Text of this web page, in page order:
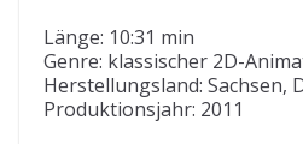
Länge: 10:31 min
Genre: klassischer 2D-
Herstellungsland: Sachsen,
Produktionsjahr: 2011